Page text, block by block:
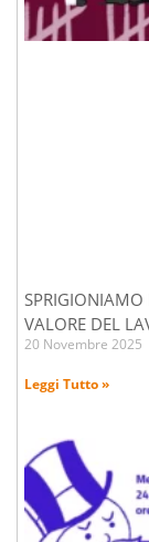
SPRIGIONIAMO
VALORE DEL
20 Novembre 2025
Leggi Tutto »